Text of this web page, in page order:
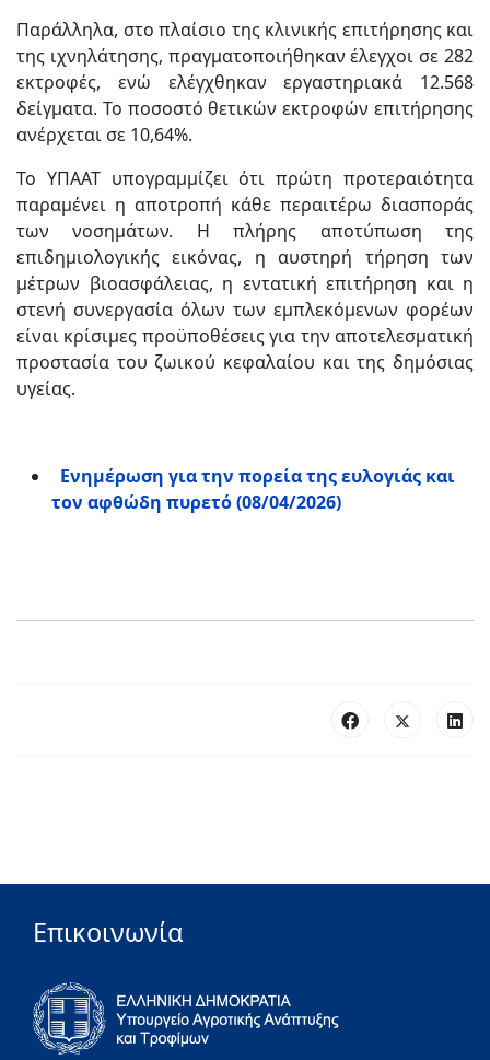
Παράλληλα, στο πλαίσιο της κλινικής επιτήρησης και
της ιχνηλάτησης, πραγματοποιήθηκαν έλεγχοι σε 282
εκτροφές, ενώ ελέγχθηκαν εργαστηριακά 12.568
δείγματα. Το ποσοστό θετικών εκτροφών επιτήρησης
ανέρχεται σε 10,64%.
Το ΥΠΑΑΤ υπογραμμίζει ότι πρώτη προτεραιότητα
παραμένει η αποτροπή κάθε περαιτέρω διασποράς
των νοσημάτων. Η πλήρης αποτύπωση της
επιδημιολογικής εικόνας, η αυστηρή τήρηση των
μέτρων βιοασφάλειας, η εντατική επιτήρηση και η
στενή συνεργασία όλων των εμπλεκόμενων φορέων
είναι κρίσιμες προϋποθέσεις για την αποτελεσματική
προστασία του ζωικού κεφαλαίου και της δημόσιας
υγείας.
Ενημέρωση για την πορεία της ευλογιάς και
τον αφθώδη πυρετό (08/04/2026)
Επικοινωνία